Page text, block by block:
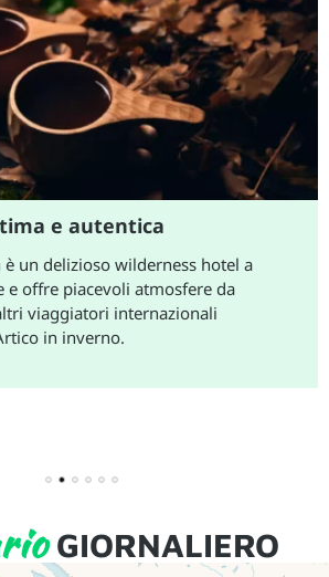
e autentica
è un delizioso wilderness hotel a
e offre piacevoli atmosfere da
viaggiatori internazionali
in inverno.
5 6
GIORNALIERO